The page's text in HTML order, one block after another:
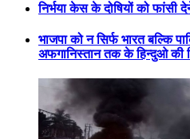
निर्भया केस के दोषियों को फांसी
भाजपा को न सिर्फ भारत बल्कि
अफगानिस्तान तक के हिन्दुओ की